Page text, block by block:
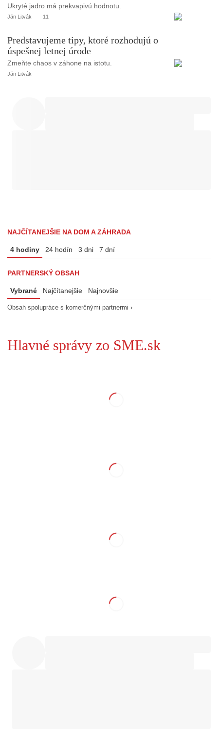
Ukryté jadro má prekvapivú hodnotu.
Ján Litvák 11
Predstavujeme tipy, ktoré rozhodujú o
úspešnej letnej úrode
Zmeňte chaos v záhone na istotu.
Ján Litvák
NAJČÍTANEJŠIE NA DOM A ZÁHRADA
4 hodiny 24 hodín 3 dni 7 dní
PARTNERSKÝ OBSAH
Vybrané Najčítanejšie Najnovšie
Obsah spolupráce s komerčnými partnermi ›
Hlavné správy zo SME.sk